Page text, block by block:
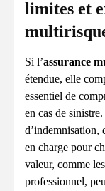
limites et
Si l’assurance
étendue, elle
essentiel de
en cas de
d’indemnisation,
en charge pour
valeur, comme
professionnel,